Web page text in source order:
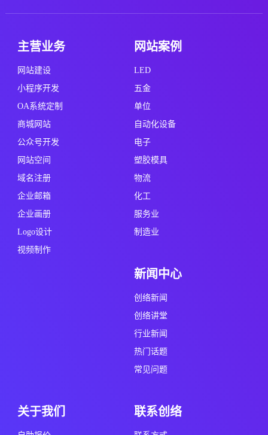
主营业务
网站建设
小程序开发
OA系统定制
商城网站
公众号开发
网站空间
域名注册
企业邮箱
企业画册
Logo设计
视频制作
网站案例
LED
五金
单位
自动化设备
电子
塑胶模具
物流
化工
服务业
制造业
新闻中心
创络新闻
创络讲堂
行业新闻
热门话题
常见问题
关于我们 联系创络